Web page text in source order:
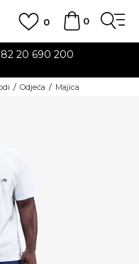
0
0
20 690 200
Odjeća Majica